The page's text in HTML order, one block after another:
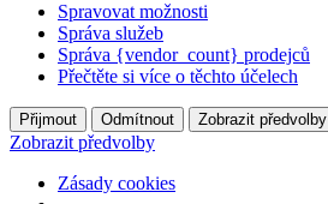
Spravovat možnosti
Správa služeb
Správa {vendor_count} prodejců
Přečtěte si více o těchto účelech
Přijmout Odmítnout Zobrazit předvolby
Zobrazit předvolby
Zásady cookies